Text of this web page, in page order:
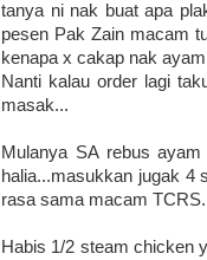
tanya ni nak buat apa
pesen Pak Zain macam
kenapa x cakap nak
Nanti kalau order lagi
masak...
Mulanya SA rebus
halia...masukkan jugak 4
rasa sama macam
Habis 1/2 steam chicken